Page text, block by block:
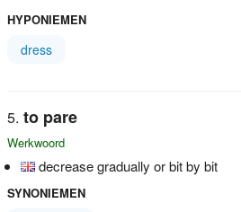
HYPONIEMEN
dress
to pare
Werkwoord
decrease gradually or bit by bit
SYNONIEMEN